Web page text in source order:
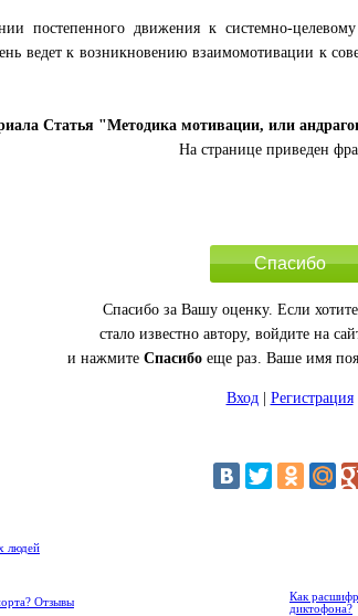
постепенного движения к системно-
ведет к возникновению взаимомотивации к
Статья "Методика мотивации, или
На странице приведен
Спасибо
Спасибо за Вашу оценку. Если
стало известно автору, войдите на
и нажмите Спасибоеще раз. Ваше имя
Вход| Регистрация
людей
Отзывы
Как
диктофона?